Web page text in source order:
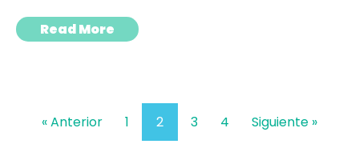
Read More
« Anterior 1 2 3 4 Siguiente »